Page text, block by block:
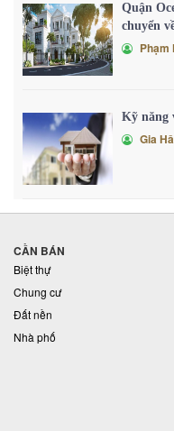
Quận
chuyển
Phạm
Kỹ năng
Gia
CẦN BÁN
Biệt thự
Chung cư
Đất nền
Nhà phố